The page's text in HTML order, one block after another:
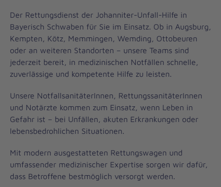
Der Rettungsdienst der Johanniter-Unfall-Hilfe in
Bayerisch Schwaben für Sie im Einsatz. Ob in Augsburg,
Kempten, Kötz, Memmingen, Wemding, Ottobeuren
oder an weiteren Standorten – unsere Teams sind
jederzeit bereit, in medizinischen Notfällen schnelle,
zuverlässige und kompetente Hilfe zu leisten.
Unsere NotfallsanitäterInnen, RettungssanitäterInnen
und Notärzte kommen zum Einsatz, wenn Leben in
Gefahr ist – bei Unfällen, akuten Erkrankungen oder
lebensbedrohlichen Situationen.
Mit modern ausgestatteten Rettungswagen und
umfassender medizinischer Expertise sorgen wir dafür,
dass Betroffene bestmöglich versorgt werden.